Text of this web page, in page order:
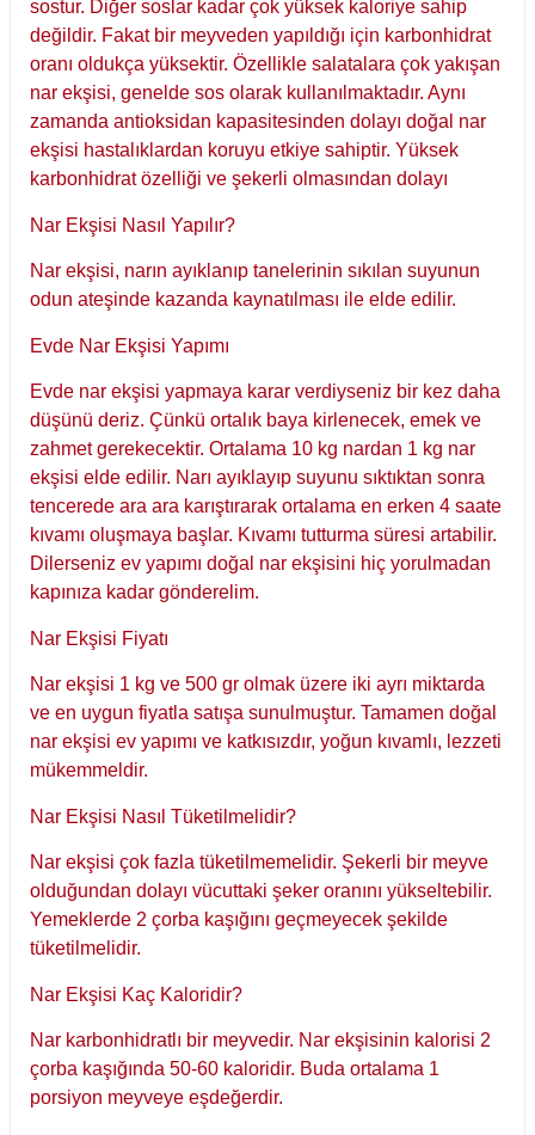
sostur. Diğer soslar kadar çok yüksek kaloriye sahip
değildir. Fakat bir meyveden yapıldığı için karbonhidrat
oranı oldukça yüksektir. Özellikle salatalara çok yakışan
nar ekşisi, genelde sos olarak kullanılmaktadır. Aynı
zamanda antioksidan kapasitesinden dolayı doğal nar
ekşisi hastalıklardan koruyu etkiye sahiptir. Yüksek
karbonhidrat özelliği ve şekerli olmasından dolayı
Nar Ekşisi Nasıl Yapılır?
Nar ekşisi, narın ayıklanıp tanelerinin sıkılan suyunun
odun ateşinde kazanda kaynatılması ile elde edilir.
Evde Nar Ekşisi Yapımı
Evde nar ekşisi yapmaya karar verdiyseniz bir kez daha
düşünü deriz. Çünkü ortalık baya kirlenecek, emek ve
zahmet gerekecektir. Ortalama 10 kg nardan 1 kg nar
ekşisi elde edilir. Narı ayıklayıp suyunu sıktıktan sonra
tencerede ara ara karıştırarak ortalama en erken 4 saate
kıvamı oluşmaya başlar. Kıvamı tutturma süresi artabilir.
Dilerseniz ev yapımı doğal nar ekşisini hiç yorulmadan
kapınıza kadar gönderelim.
Nar Ekşisi Fiyatı
Nar ekşisi 1 kg ve 500 gr olmak üzere iki ayrı miktarda
ve en uygun fiyatla satışa sunulmuştur. Tamamen doğal
nar ekşisi ev yapımı ve katkısızdır, yoğun kıvamlı, lezzeti
mükemmeldir.
Nar Ekşisi Nasıl Tüketilmelidir?
Nar ekşisi çok fazla tüketilmemelidir. Şekerli bir meyve
olduğundan dolayı vücuttaki şeker oranını yükseltebilir.
Yemeklerde 2 çorba kaşığını geçmeyecek şekilde
tüketilmelidir.
Nar Ekşisi Kaç Kaloridir?
Nar karbonhidratlı bir meyvedir. Nar ekşisinin kalorisi 2
çorba kaşığında 50-60 kaloridir. Buda ortalama 1
porsiyon meyveye eşdeğerdir.